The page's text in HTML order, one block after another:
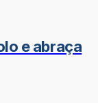
e abraça